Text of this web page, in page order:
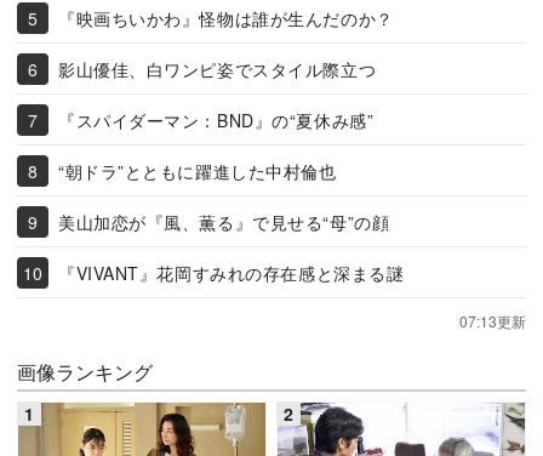
『映画ちいかわ』怪物は誰が生んだのか？
影山優佳、白ワンピ姿でスタイル際立つ
『スパイダーマン：BND』の“夏休み感”
“朝ドラ”とともに躍進した中村倫也
美山加恋が『風、薫る』で見せる“母”の顔
『VIVANT』花岡すみれの存在感と深まる謎
07:13更新
画像ランキング